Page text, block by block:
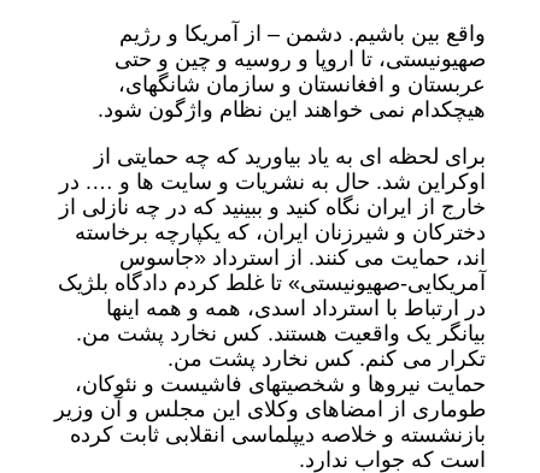
واقع بین باشیم. دشمن – از آمریکا و رژیم
صهیونیستی، تا اروپا و روسیه و چین و حتی
عربستان و افغانستان و سازمان شانگهای،
هیچکدام نمی خواهند این نظام واژگون شود.
برای لحظه ای به یاد بیاورید که چه حمایتی از
اوکراین شد. حال به نشریات و سایت ها و …. در
خارج از ایران نگاه کنید و ببینید که در چه نازلی از
دخترکان و شیرزنان ایران، که یکپارچه برخاسته
اند، حمایت می کنند. از استرداد «جاسوس
آمریکایی-صهیونیستی» تا غلط کردم دادگاه بلژیک
در ارتباط با استرداد اسدی، همه و همه اینها
بیانگر یک واقعیت هستند. کس نخارد پشت من.
تکرار می کنم. کس نخارد پشت من.
حمایت نیروها و شخصیتهای فاشیست و نئوکان،
طوماری از امضاهای وکلای این مجلس و آن وزیر
بازنشسته و خلاصه دیپلماسی انقلابی ثابت کرده
است که جواب ندارد.